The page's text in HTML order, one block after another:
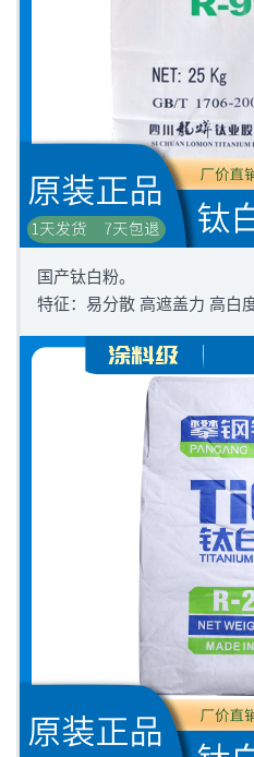
国产钛白粉。
特征：易分散 高遮盖力 高白